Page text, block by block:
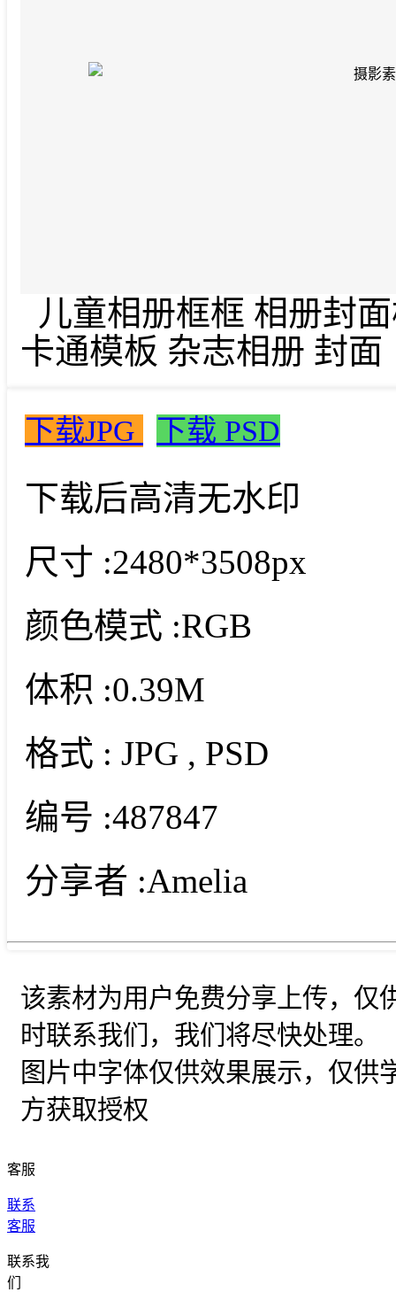
儿童相册框框 相册封
卡通模板 杂志相册 封面
下载JPG 下载 PSD
下载后高清无水印
尺寸 :2480*3508px
颜色模式 :RGB
体积 :0.39M
格式 : JPG , PSD
编号 :487847
分享者 :Amelia
该素材为用户免费分享上传，仅
时联系我们，我们将尽快处理。
图片中字体仅供效果展示，仅供
方获取授权
客服
联系
客服
联系我
们